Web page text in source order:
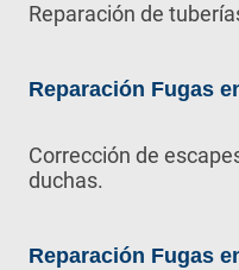
Reparación de
Reparación Fugas
Corrección de
duchas.
Reparación Fugas